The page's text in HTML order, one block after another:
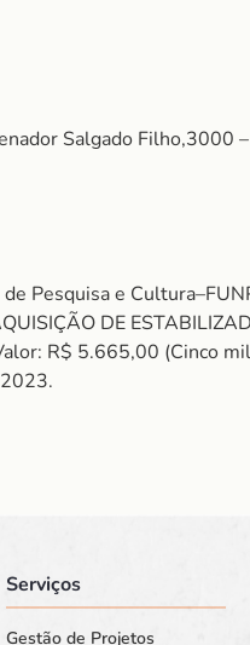
Salgado Filho,3000
Pesquisa e
DE
R$ 5.665,00 (Cinco
Serviços
Gestão de Projetos